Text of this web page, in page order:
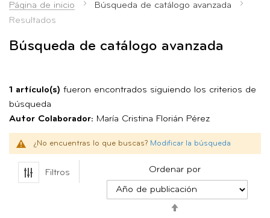
Página de inicio
Búsqueda de catálogo avanzada
Resultados
Búsqueda de catálogo avanzada
1 artículo(s) fueron encontrados siguiendo los criterios de
búsqueda
Autor Colaborador: María Cristina Florián Pérez
¿No encuentras lo que buscas? Modificar la búsqueda
Filtros Ordenar por